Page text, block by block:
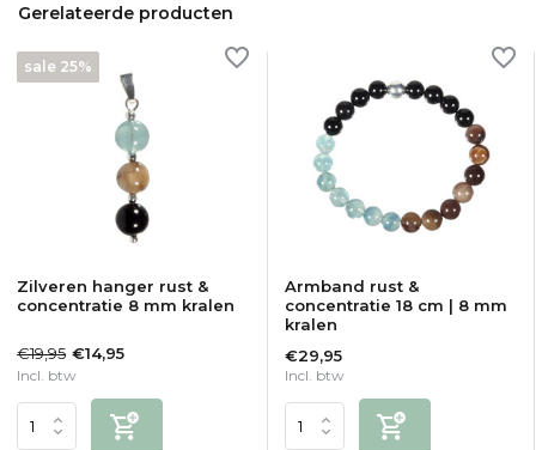
Gerelateerde producten
sale 25%
Zilveren hanger rust &
concentratie 8 mm kralen
€19,95 €14,95
Incl. btw
Armband rust &
concentratie 18 cm | 8 mm
kralen
€29,95
Incl. btw